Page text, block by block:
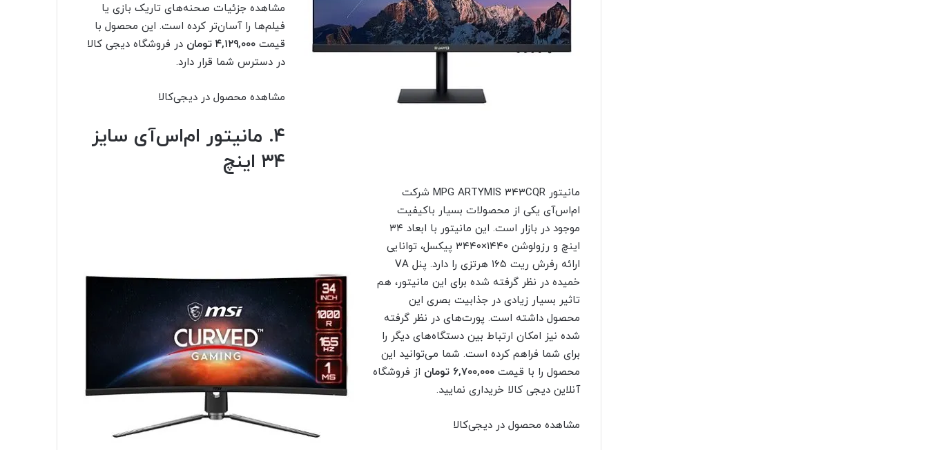
مشاهده جزئیات صحنه‌های تاریک بازی یا
فیلم‌ها را آسان‌تر کرده است. این محصول با
قیمت ۴,۱۲۹,۰۰۰ تومان
در فروشگاه دیجی‌ کالا
در دسترس شما قرار دارد.
مشاهده محصول در دیجی‌کالا
۴. مانیتور ام‌اس‌آی سایز
۳۴ اینچ
مانیتور MPG ARTYMIS 343CQR شرکت
ام‌اس‌آی یکی از محصولات بسیار با‌کیفیت
موجود در بازار است. این مانیتور با ابعاد ۳۴
اینچ و رزولوشن ۱۴۴۰×۳۴۴۰ پیکسل، توانایی
ارائه رفرش ریت ۱۶۵ هرتزی را دارد. پنل VA
خمیده در نظر گرفته شده برای این مانیتور، هم
تاثیر بسیار زیادی در جذابیت بصری این
محصول داشته است. پورت‌های در نظر گرفته
شده نیز امکان ارتباط بین دستگاه‌های دیگر را
برای شما فراهم کرده است. شما می‌توانید این
محصول را با قیمت۶,۷۰۰,۰۰۰ تومان از فروشگاه
آنلاین دیجی‌ کالا خریداری نمایید.
مشاهده محصول در دیجی‌کالا